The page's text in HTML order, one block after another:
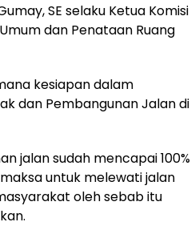
SE selaku Ketua Komisi
dan Penataan Ruang
kesiapan dalam
dan Pembangunan Jalan di
jalan sudah mencapai 100%
untuk melewati jalan
oleh sebab itu